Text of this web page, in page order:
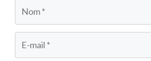
Nom
E-
mail